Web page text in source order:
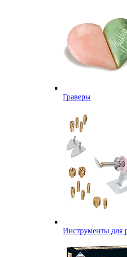
Граверы
Инструменты для